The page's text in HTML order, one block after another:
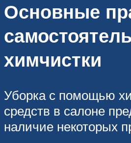
Основные
химчистки
Уборка с помощью
средств в салоне
наличие некоторых